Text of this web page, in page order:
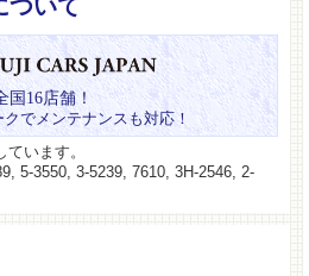
ついて
国16店舗！
でメンテナンスも対応！
います。
5-3550, 3-5239, 7610, 3H-2546, 2-